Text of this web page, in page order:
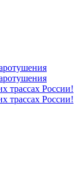
трассах России!
трассах России!